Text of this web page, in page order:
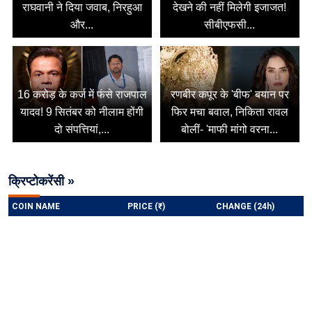
राघवानी ने दिया जवाब, निरहुआ
और...
देखने की नहीं मिलेगी इजाजत!
सीबीएफसी...
16 करोड़ के कर्ज में फंसे राजपाल
यादव! 9 सितंबर को नीलाम होंगी
दो संपत्तियां,...
रणबीर कपूर के 'बीफ' बयान पर
फिर मचा बवाल, निकिता रावल
बोलीं- 'माफी मांगो वरना...
क्रिप्टोकरेंसी »